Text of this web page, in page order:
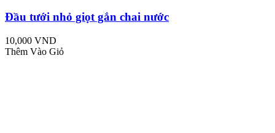
Đầu tưới nhỏ giọt gắn chai nước
10,000 VND
Thêm Vào Giỏ